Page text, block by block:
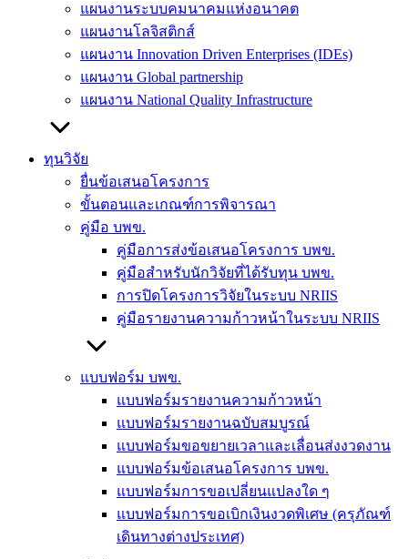
แผนงานระบบคมนาคมแห่งอนาคต
แผนงานโลจิสติกส์
แผนงาน Innovation Driven Enterprises (IDEs)
แผนงาน Global partnership
แผนงาน National Quality Infrastructure
ทุนวิจัย
ยื่นข้อเสนอโครงการ
ขั้นตอนและเกณฑ์การพิจารณา
คู่มือ บพข.
คู่มือการส่งข้อเสนอโครงการ บพข.
คู่มือสำหรับนักวิจัยที่ได้รับทุน บพข.
การปิดโครงการวิจัยในระบบ NRIIS
คู่มือรายงานความก้าวหน้าในระบบ NRIIS
แบบฟอร์ม บพข.
แบบฟอร์มรายงานความก้าวหน้า
แบบฟอร์มรายงานฉบับสมบูรณ์
แบบฟอร์มขอขยายเวลาและเลื่อนส่งงวดงาน
แบบฟอร์มข้อเสนอโครงการ บพข.
แบบฟอร์มการขอเปลี่ยนแปลงใด ๆ
แบบฟอร์มการขอเบิกเงินงวดพิเศษ (ครุภัณฑ์
เดินทางต่างประเทศ)